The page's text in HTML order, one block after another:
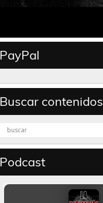
PayPal
Buscar contenidos
Podcast